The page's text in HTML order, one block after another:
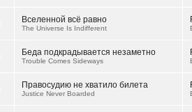
Вселенной всё равно
The Universe Is Indifferent
Беда подкрадывается незаметно
Trouble Comes Sideways
Правосудию не хватило билета
Justice Never Boarded